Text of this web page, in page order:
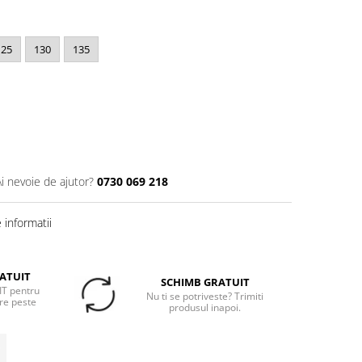
130 135
nevoie de ajutor? 0730 069 218
informatii
pentru
peste
SCHIMB GRATUIT
Nu ti se potriveste? Trimiti
produsul inapoi.